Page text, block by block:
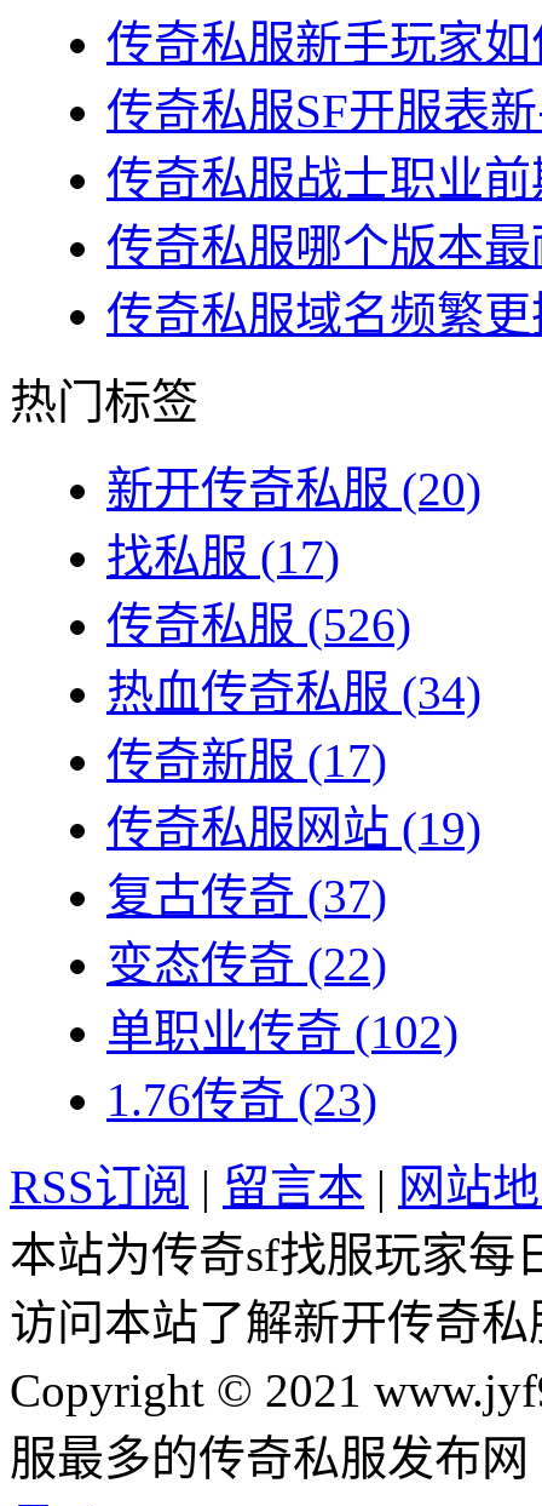
传奇私服新手玩家
传奇私服SF开服表
传奇私服战士职业
传奇私服哪个版本
传奇私服域名频繁
热门标签
新开传奇私服 (20)
找私服 (17)
传奇私服 (526)
热血传奇私服 (34)
传奇新服 (17)
传奇私服网站 (19)
复古传奇 (37)
变态传奇 (22)
单职业传奇 (102)
1.76传奇 (23)
RSS订阅 | 留言本 | 网站
本站为传奇sf找服玩家每
访问本站了解新开传奇
Copyright © 2021
服最多的传奇私服发布